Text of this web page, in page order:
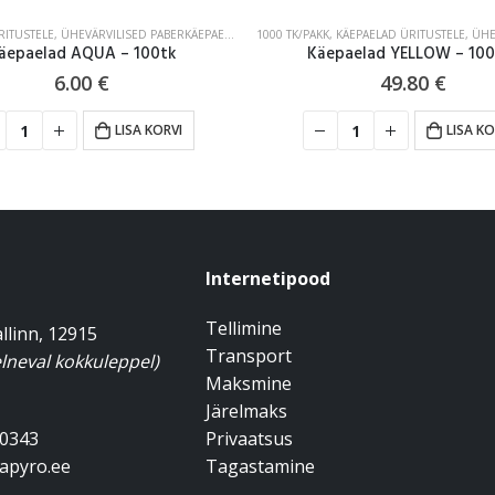
,KÄEPAELAD ÜRITUSTELE,ÜHE­VÄRVILISED PABER­­­KÄEPAELAD
YELLOW – 1000tk
49.80€
LISA KORVI
1000 TK/PAKK, KÄEPAELAD ÜRITUSTELE,
Käepaelad AQUA –
49.80 €
LISA
12915
kokkuleppel)
Internetipood
Tellimine
Transport
Maksmine
Järelmaks
Privaatsus
Tagastamine